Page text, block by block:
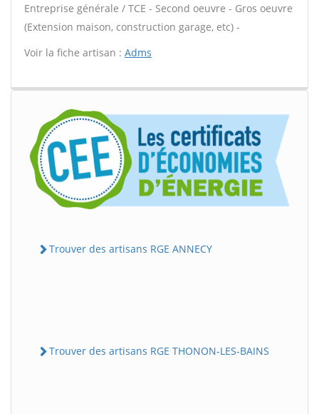
Entreprise générale / TCE - Second oeuvre - Gros oeuvre
(Extension maison, construction garage, etc) -
Voir la fiche artisan : Adms
Trouver des artisans RGE ANNECY
Trouver des artisans RGE THONON-LES-BAINS